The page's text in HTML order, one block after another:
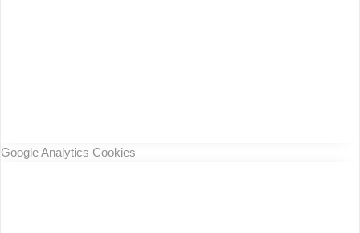
Google Analytics Cookies